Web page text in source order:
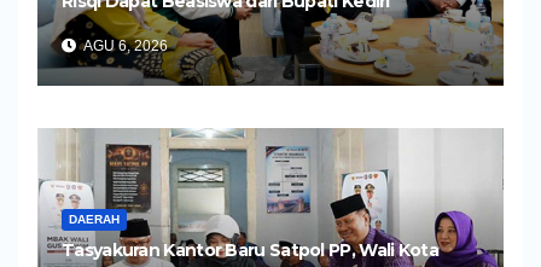
AGU 6, 2026
DAERAH
Tasyakuran Kantor Baru Satpol PP, Wali Kota